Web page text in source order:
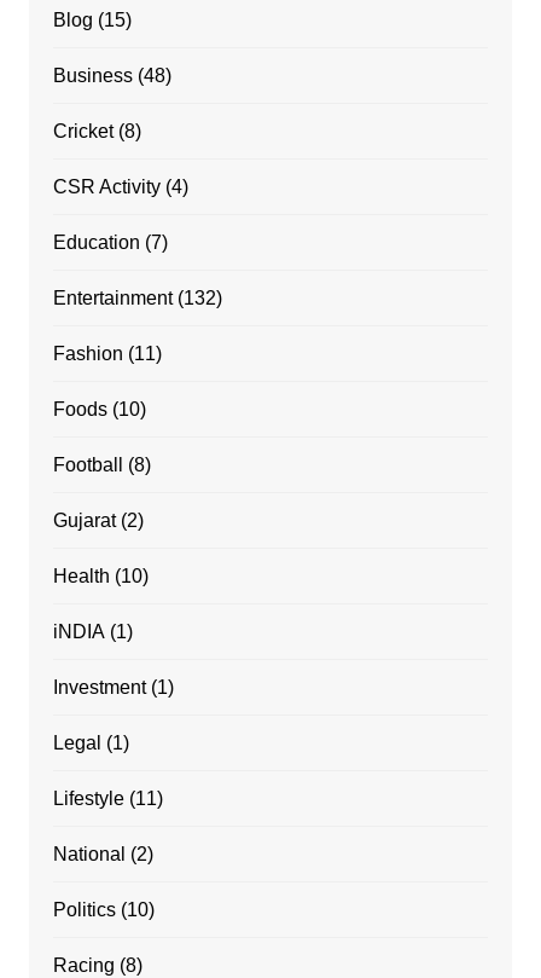
Blog (15)
Business(48)
Cricket(8)
CSR Activity(4)
Education (7)
Entertainment(132)
Fashion (11)
Foods(10)
Football (8)
Gujarat(2)
Health (10)
iNDIA(1)
Investment(1)
Legal (1)
Lifestyle(11)
National (2)
Politics(10)
Racing (8)